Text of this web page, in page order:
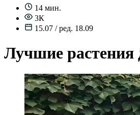
14 мин.
3К
15.07 / ред. 18.09
Лучшие растения